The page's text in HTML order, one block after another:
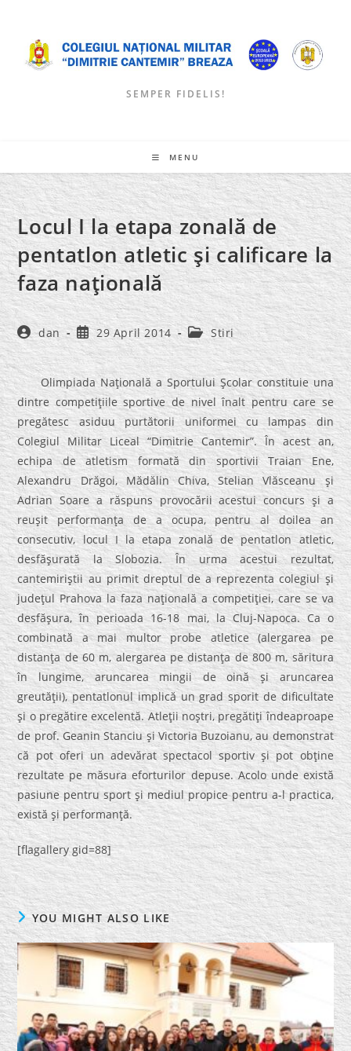
content
SEMPER FIDELIS!
MENU
Locul I la etapa zonală de
pentatlon atletic şi calificare la
faza naţională
Post
author:
dan
Post
published:
29 April 2014
Post
category:
Stiri
Olimpiada Naţională a Sportului Şcolar constituie una
dintre competiţiile sportive de nivel înalt pentru care se
pregătesc asiduu purtătorii uniformei cu lampas din
Colegiul Militar Liceal “Dimitrie Cantemir”. În acest an,
echipa de atletism formată din sportivii Traian Ene,
Alexandru Drăgoi, Mădălin Chiva, Stelian Vlăsceanu şi
Adrian Soare a răspuns provocării acestui concurs şi a
reuşit performanţa de a ocupa, pentru al doilea an
consecutiv, locul I la etapa zonală de pentatlon atletic,
desfăşurată la Slobozia. În urma acestui rezultat,
cantemiriştii au primit dreptul de a reprezenta colegiul şi
judeţul Prahova la faza naţională a competiţiei, care se va
desfăşura, în perioada 16-18 mai, la Cluj-Napoca. Ca o
combinată a mai multor probe atletice (alergarea pe
distanţa de 60 m, alergarea pe distanţa de 800 m, săritura
în lungime, aruncarea mingii de oină şi aruncarea
greutăţii), pentatlonul implică un grad sporit de dificultate
şi o pregătire excelentă. Atleţii noştri, pregătiţi îndeaproape
de prof. Geanin Stanciu şi Victoria Buzoianu, au demonstrat
că pot oferi un adevărat spectacol sportiv şi pot obţine
rezultate pe măsura eforturilor depuse. Acolo unde există
pasiune pentru sport şi mediul propice pentru a-l practica,
există şi performanţă.
[flagallery gid=88]
YOU MIGHT ALSO LIKE